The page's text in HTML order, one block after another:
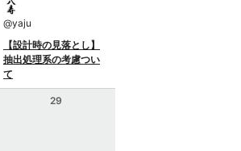
@yaju
【設計時の見落とし】
抽出処理系の考慮つい
て
29